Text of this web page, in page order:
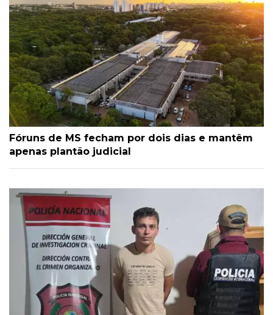
Fóruns de MS fecham por dois dias e mantêm
apenas plantão judicial